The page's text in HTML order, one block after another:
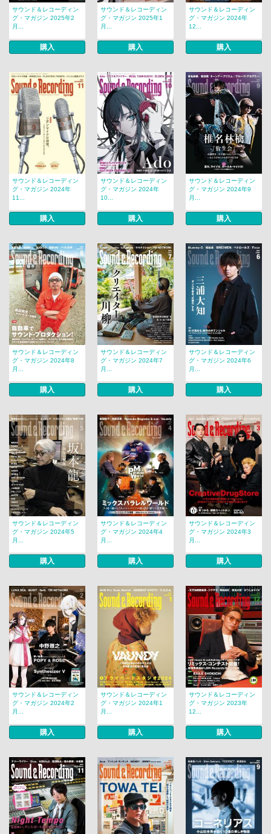
サウンド＆レコーディン
グ・マガジン 2025年2
月...
購入
サウンド＆レコーディン
グ・マガジン 2025年1
月...
購入
サウンド＆レコーディン
グ・マガジン 2024年
12...
購入
サウンド＆レコーディン
グ・マガジン 2024年
11...
購入
サウンド＆レコーディン
グ・マガジン 2024年
10...
購入
サウンド＆レコーディン
グ・マガジン 2024年9
月...
購入
サウンド＆レコーディン
グ・マガジン 2024年8
月...
購入
サウンド＆レコーディン
グ・マガジン 2024年7
月...
購入
サウンド＆レコーディン
グ・マガジン 2024年6
月...
購入
サウンド＆レコーディン
グ・マガジン 2024年5
月...
購入
サウンド＆レコーディン
グ・マガジン 2024年4
月...
購入
サウンド＆レコーディン
グ・マガジン 2024年3
月...
購入
サウンド＆レコーディン
グ・マガジン 2024年2
月...
購入
サウンド＆レコーディン
グ・マガジン 2024年1
月...
購入
サウンド＆レコーディン
グ・マガジン 2023年
12...
購入